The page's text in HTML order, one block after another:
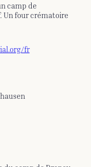
camp de
Un four crématoire
fr